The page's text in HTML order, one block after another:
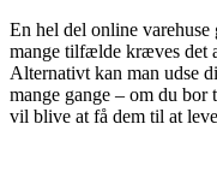
En hel del online varehuse
mange tilfælde kræves det
Alternativt kan man udse
mange gange – om du
vil blive at få dem til at